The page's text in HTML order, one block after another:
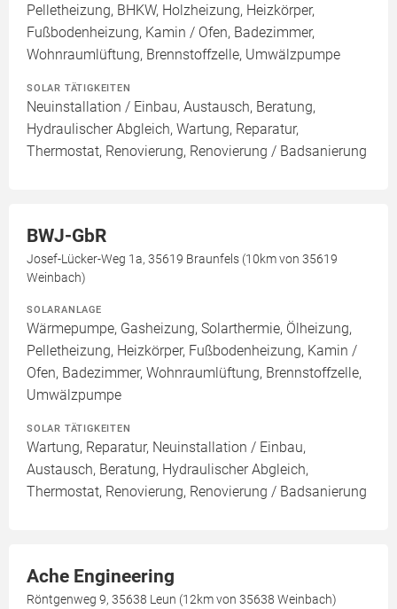
Pelletheizung, BHKW, Holzheizung, Heizkörper,
Fußbodenheizung, Kamin / Ofen, Badezimmer,
Wohnraumlüftung, Brennstoffzelle, Umwälzpumpe
SOLAR TÄTIGKEITEN
Neuinstallation / Einbau, Austausch, Beratung,
Hydraulischer Abgleich, Wartung, Reparatur,
Thermostat, Renovierung, Renovierung / Badsanierung
BWJ-GbR
Josef-Lücker-Weg 1a, 35619 Braunfels (10km von 35619
Weinbach)
SOLARANLAGE
Wärmepumpe, Gasheizung, Solarthermie, Ölheizung,
Pelletheizung, Heizkörper, Fußbodenheizung, Kamin /
Ofen, Badezimmer, Wohnraumlüftung, Brennstoffzelle,
Umwälzpumpe
SOLAR TÄTIGKEITEN
Wartung, Reparatur, Neuinstallation / Einbau,
Austausch, Beratung, Hydraulischer Abgleich,
Thermostat, Renovierung, Renovierung / Badsanierung
Ache Engineering
Röntgenweg 9, 35638 Leun (12km von 35638 Weinbach)